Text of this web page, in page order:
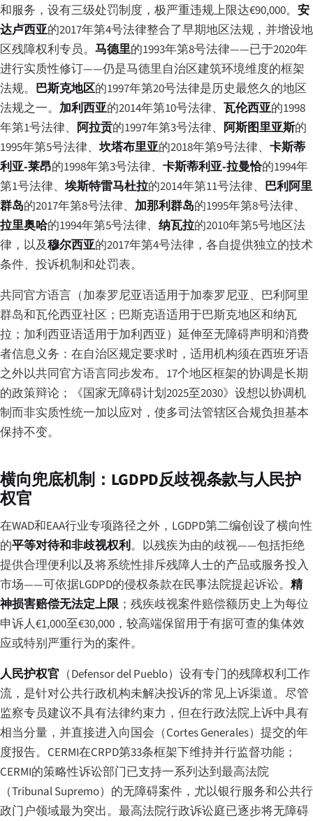
和服务，设有三级处罚制度，极严重违规上限达€90,000。安
达卢西亚的2017年第4号法律整合了早期地区法规，并增设地
区残障权利专员。 马德里的1993年第8号法律——已于2020年
进行实质性修订——仍是马德里自治区建筑环境维度的框架
法规。 巴斯克地区的1997年第20号法律是历史最悠久的地区
法规之一。 加利西亚的2014年第10号法律、 瓦伦西亚的1998
年第1号法律、 阿拉贡的1997年第3号法律、 阿斯图里亚斯的
1995年第5号法律、 坎塔布里亚的2018年第9号法律、 卡斯蒂
利亚-莱昂的1998年第3号法律、 卡斯蒂利亚-拉曼恰的1994年
第1号法律、 埃斯特雷马杜拉的2014年第11号法律、 巴利阿里
群岛的2017年第8号法律、 加那利群岛的1995年第8号法律、
拉里奥哈的1994年第5号法律、 纳瓦拉的2010年第5号地区法
律，以及穆尔西亚的2017年第4号法律，各自提供独立的技术
条件、投诉机制和处罚表。
共同官方语言（加泰罗尼亚语适用于加泰罗尼亚、巴利阿里
群岛和瓦伦西亚社区；巴斯克语适用于巴斯克地区和纳瓦
拉；加利西亚语适用于加利西亚）延伸至无障碍声明和消费
者信息义务：在自治区规定要求时，适用机构须在西班牙语
之外以共同官方语言同步发布。17个地区框架的协调是长期
的政策辩论；《国家无障碍计划2025至2030》设想以协调机
制而非实质性统一加以应对，使多司法管辖区合规负担基本
保持不变。
横向兜底机制：LGDPD反歧视条款与人民护
权官
在WAD和EAA行业专项路径之外，LGDPD第二编创设了横向性
的平等对待和非歧视权利。以残疾为由的歧视——包括拒绝
提供合理便利以及将系统性排斥残障人士的产品或服务投入
市场——可依据LGDPD的侵权条款在民事法院提起诉讼。 精
神损害赔偿无法定上限；残疾歧视案件赔偿额历史上为每位
申诉人€1,000至€30,000，较高端保留用于有据可查的集体效
应或特别严重行为的案件。
人民护权官 （Defensor del Pueblo）设有专门的残障权利工作
流，是针对公共行政机构未解决投诉的常见上诉渠道。尽管
监察专员建议不具有法律约束力，但在行政法院上诉中具有
相当分量，并直接进入向国会（Cortes Generales）提交的年
度报告。CERMI在CRPD第33条框架下维持并行监督功能；
CERMI的策略性诉讼部门已支持一系列达到最高法院
（Tribunal Supremo）的无障碍案件，尤以银行服务和公共行
政门户领域最为突出。最高法院行政诉讼庭已逐步将无障碍